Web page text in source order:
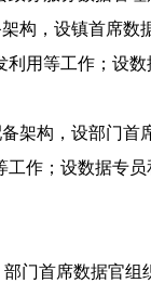
，设镇首席数
用等工作；设
构，设部门首
作；设数据专
部门首席数据官组